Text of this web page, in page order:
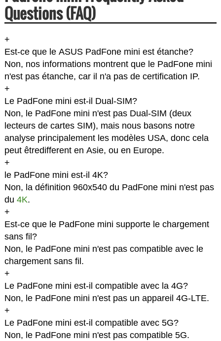
Questions (FAQ)
+
Est-ce que le ASUS PadFone mini est étanche?
Non, nos informations montrent que le PadFone mini
n'est pas étanche, car il n'a pas de certification IP.
+
Le PadFone mini est-il Dual-SIM?
Non, le PadFone mini n'est pas Dual-SIM (deux
lecteurs de cartes SIM), mais nous basons notre
analyse principalement les modèles USA, donc cela
peut êtredifferent en Asie, ou en Europe.
+
le PadFone mini est-il 4K?
Non, la définition 960x540 du PadFone mini n'est pas
du 4K.
+
Est-ce que le PadFone mini supporte le chargement
sans fil?
Non, le PadFone mini n'est pas compatible avec le
chargement sans fil.
+
Le PadFone mini est-il compatible avec la 4G?
Non, le PadFone mini n'est pas un appareil 4G-LTE.
+
Le PadFone mini est-il compatible avec 5G?
Non, le PadFone mini n'est pas compatible 5G.